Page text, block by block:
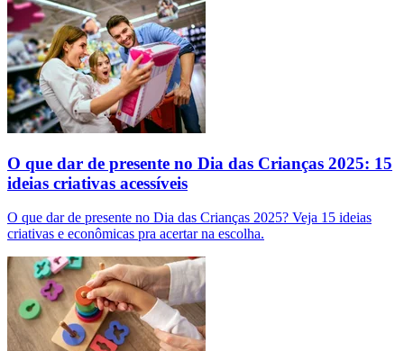
O que dar de presente no Dia das Crianças 2025: 15
ideias criativas acessíveis
O que dar de presente no Dia das Crianças 2025? Veja 15 ideias
criativas e econômicas pra acertar na escolha.